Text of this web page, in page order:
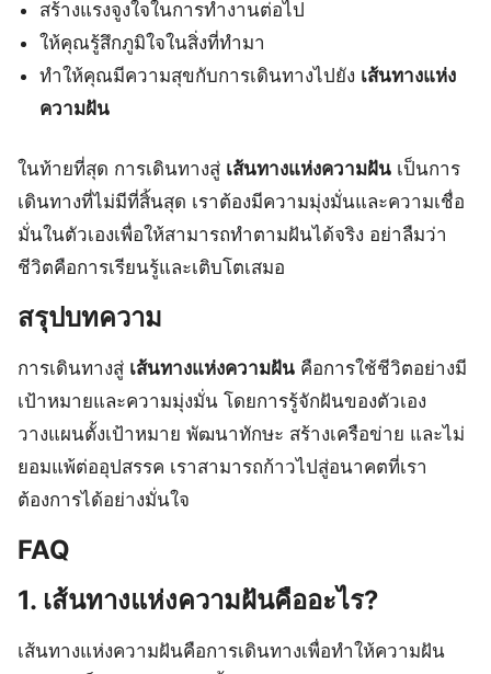
สร้างแรงจูงใจในการทำงานต่อไป
ให้คุณรู้สึกภูมิใจในสิ่งที่ทำมา
ทำให้คุณมีความสุขกับการเดินทางไปยัง เส้นทางแห่ง
ความฝัน
ในท้ายที่สุด การเดินทางสู่ เส้นทางแห่งความฝัน เป็นการ
เดินทางที่ไม่มีที่สิ้นสุด เราต้องมีความมุ่งมั่นและความเชื่อ
มั่นในตัวเองเพื่อให้สามารถทำตามฝันได้จริง อย่าลืมว่า
ชีวิตคือการเรียนรู้และเติบโตเสมอ
สรุปบทความ
การเดินทางสู่ เส้นทางแห่งความฝัน คือการใช้ชีวิตอย่างมี
เป้าหมายและความมุ่งมั่น โดยการรู้จักฝันของตัวเอง
วางแผนตั้งเป้าหมาย พัฒนาทักษะ สร้างเครือข่าย และไม่
ยอมแพ้ต่ออุปสรรค เราสามารถก้าวไปสู่อนาคตที่เรา
ต้องการได้อย่างมั่นใจ
FAQ
1. เส้นทางแห่งความฝันคืออะไร?
เส้นทางแห่งความฝันคือการเดินทางเพื่อทำให้ความฝัน